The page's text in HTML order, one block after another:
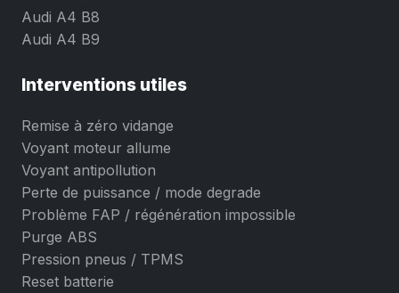
Audi A4 B8
Audi A4 B9
Interventions utiles
Remise à zéro vidange
Voyant moteur allume
Voyant antipollution
Perte de puissance / mode degrade
Problème FAP / régénération impossible
Purge ABS
Pression pneus / TPMS
Reset batterie